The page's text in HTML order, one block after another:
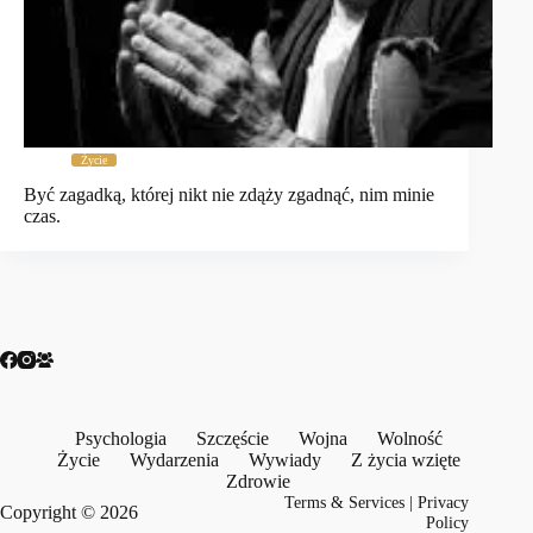
Życie
Być zagadką, której nikt nie zdąży zgadnąć, nim minie
czas.
Psychologia Szczęście Wojna
Wolność
Życie
Wydarzenia Wywiady
Z życia wzięte
Zdrowie
Copyright © 2026
Terms & Services |Privacy
Policy